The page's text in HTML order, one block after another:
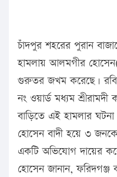
চাঁদপুর শহরের পুরান
হামলায় আলমগীর
গুরুতর জখম করেছে।
নং ওয়ার্ড মধ্যম
বাড়িতে এই হামলার
হোসেন বাদী হয়ে ৩
একটি অভিযোগ দায়ের
হোসেন জানান, ফরিদগঞ্জ